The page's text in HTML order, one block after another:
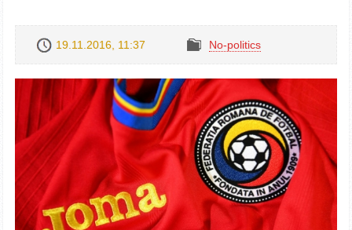
19.11.2016, 11:37 No-politics